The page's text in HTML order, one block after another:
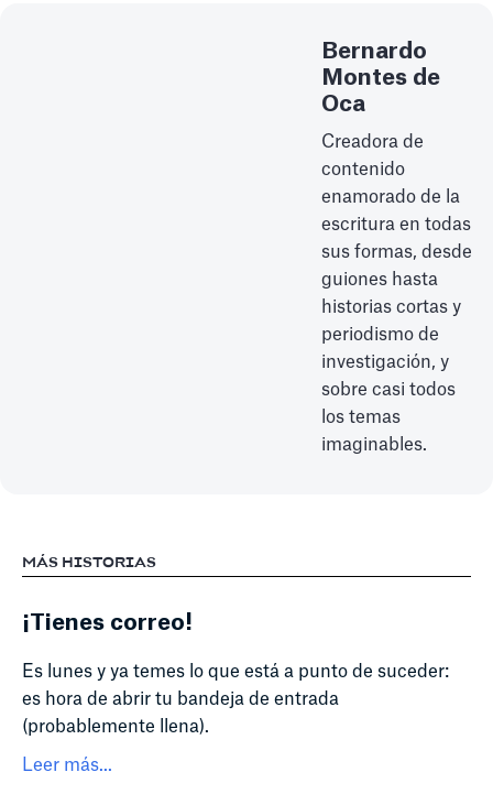
Bernardo
Montes de
Oca
Creadora de
contenido
enamorado de la
escritura en todas
sus formas, desde
guiones hasta
historias cortas y
periodismo de
investigación, y
sobre casi todos
los temas
imaginables.
MÁS HISTORIAS
¡Tienes correo!
Es lunes y ya temes lo que está a punto de suceder:
es hora de abrir tu bandeja de entrada
(probablemente llena).
Leer más...